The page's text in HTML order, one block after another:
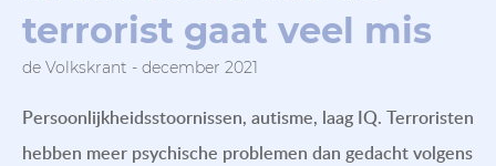
terrorist gaat veel mis
de Volkskrant - december 2021
Persoonlijkheidsstoornissen, autisme, laag IQ. Terroristen
hebben meer psychische problemen dan gedacht volgens